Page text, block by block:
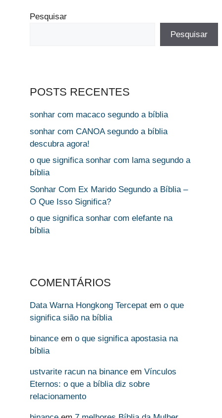
Pesquisar
Pesquisar
POSTS RECENTES
sonhar com macaco segundo a bíblia
sonhar com CANOA segundo a bíblia
descubra agora!
o que significa sonhar com lama segundo a
bíblia
Sonhar Com Ex Marido Segundo a Bíblia –
O Que Isso Significa?
o que significa sonhar com elefante na
bíblia
COMENTÁRIOS
Data Warna Hongkong Tercepat em o que
significa sião na bíblia
binance em o que significa apostasia na
bíblia
ustvarite racun na binance em Vínculos
Eternos: o que a bíblia diz sobre
relacionamento